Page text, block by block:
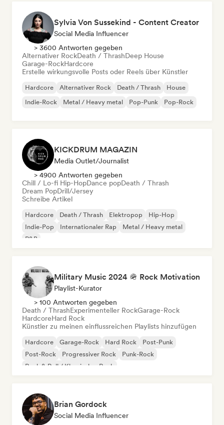
Sylvia Von Sussekind - Content Creator
Social Media Influencer
> 3600 Antworten gegeben
Alternativer RockDeath / ThrashDeep House
Garage-RockHardcore
Erstelle wirkungsvolle Posts oder Reels über Künstler
Hardcore Alternativer Rock Death / Thrash
House
Indie-Rock
Metal / Heavy metal Pop-Punk Pop-Rock
KICKDRUM MAGAZIN
Media Outlet/Journalist
> 4900 Antworten gegeben
Chill / Lo-fi Hip-HopDance popDeath / Thrash
Dream PopDrill/Jersey
Schreibe Artikel
Hardcore Death / Thrash Elektropop
Hip-Hop
Indie-Pop
Internationaler Rap
Metal / Heavy metal
R&B
Military Music 2024 🪖 Rock Motivation
Playlist-Kurator
> 100 Antworten gegeben
Death / ThrashExperimenteller RockGarage-Rock
HardcoreHard Rock
Künstler zu meinen einflussreichen Playlists hinzufügen
Hardcore Garage-Rock Hard Rock
Post-Punk
Post-Rock
Progressiver Rock
Punk-Rock
Rock & Roll / Klassischer Rock
Brian Gordock
Social Media Influencer